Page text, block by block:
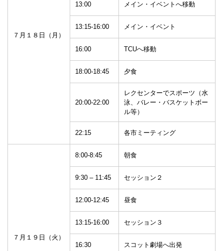
７月１８日（月）
13:00 メイン・イベントへ移動
13:15-16:00 メイン・イベント
16:00 TCUへ移動
18:00-18:45 夕食
20:00-22:00
レクセンターでスポーツ（水
泳、バレー・バスケットボー
ル等）
22:15 各市ミーティング
７月１９日（火）
8:00-8:45 朝食
9:30 – 11:45 セッション２
12:00-12:45 昼食
13:15-16:00 セッション３
16:30 スコット劇場へ出発